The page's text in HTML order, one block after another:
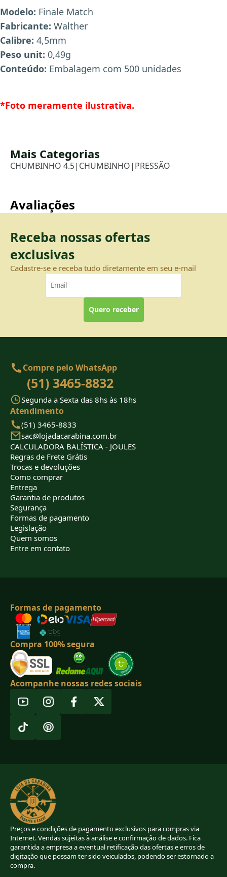
Modelo: Finale Match
Fabricante: Walther
Calibre: 4,5mm
Peso unit: 0,49g
Conteúdo: Embalagem com 500 unidades
*Foto meramente ilustrativa.
Mais Categorias
CHUMBINHO 4.5| CHUMBINHO| PRESSÃO
Avaliações
Receba nossas ofertas
exclusivas
Cadastre-se e receba tudo diretamente em seu e-mail
Quero receber
Compre pelo WhatsApp
(51) 3465-8832
Segunda a Sexta das 8hs às 18hs
Atendimento
(51) 3465-8833
sac@lojadacarabina.com.br
CALCULADORA BALÍSTICA - JOULES
Regras de Frete Grátis
Trocas e devoluções
Como comprar
Entrega
Garantia de produtos
Segurança
Formas de pagamento
Legislação
Quem somos
Entre em contato
Formas de pagamento
Compra 100% segura
Acompanhe nossas redes sociais
Preços e condições de pagamento exclusivos para compras via
Internet. Vendas sujeitas à análise e confirmação de dados. Fica
garantida a empresa a eventual retificação das ofertas e erros de
digitação que possam ter sido veiculados, podendo ser estornado a
compra.